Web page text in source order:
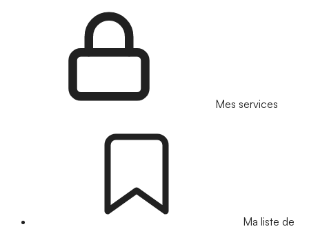
Mes services
Ma liste de